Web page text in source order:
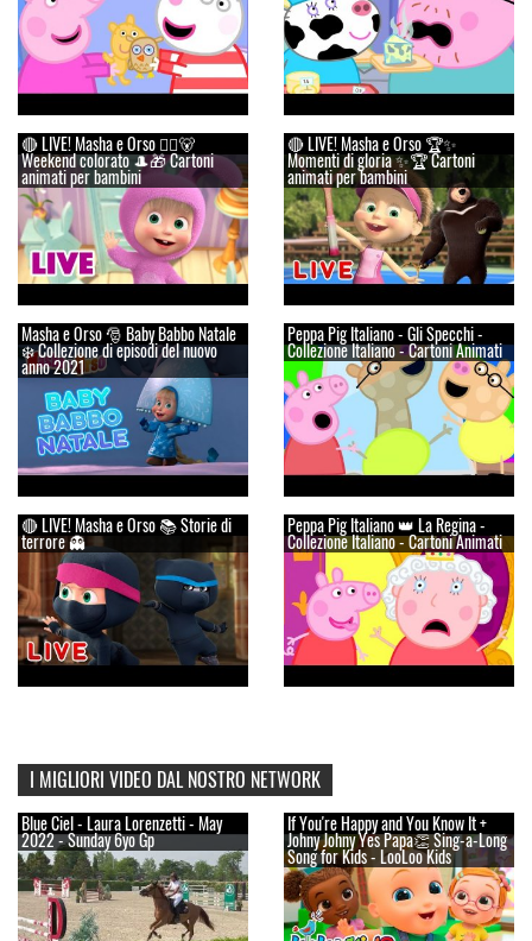
🔴 LIVE! Masha e Orso 👱‍♀️🐻
Weekend colorato 🎩🎁 Cartoni
animati per bambini
🔴 LIVE! Masha e Orso 🏆✨
Momenti di gloria ✨🏆 Cartoni
animati per bambini
Masha e Orso 🎅 Baby Babbo Natale
❄️ Collezione di episodi del nuovo
anno 2021
Peppa Pig Italiano - Gli Specchi -
Collezione Italiano - Cartoni Animati
🔴 LIVE! Masha e Orso 📚 Storie di
terrore 👻
Peppa Pig Italiano 👑 La Regina -
Collezione Italiano - Cartoni Animati
I MIGLIORI VIDEO DAL NOSTRO NETWORK
Blue Ciel - Laura Lorenzetti - May
2022 - Sunday 6yo Gp
If You're Happy and You Know It +
Johny Johny Yes Papa👏 Sing-a-Long
Song for Kids - LooLoo Kids